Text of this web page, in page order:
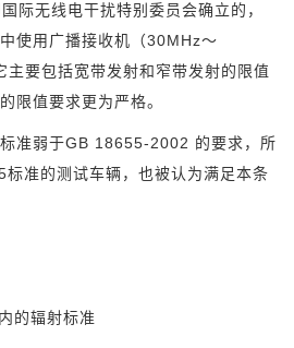
际无线电干扰特别委员会确立的，
使用广播接收机（30MHz～
要包括宽带发射和窄带发射的限值
限值要求更为严格。
准弱于GB 18655-2002 的要求，所
准的测试车辆，也被认为满足本条
的辐射标准